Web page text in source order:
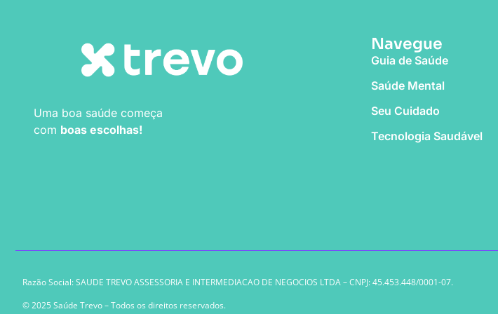
Uma boa saúde começa
com boas escolhas!
Navegue
Guia de Saúde
Saúde Mental
Seu Cuidado
Tecnologia Saudável
Razão Social: SAUDE TREVO ASSESSORIA E INTERMEDIACAO DE NEGOCIOS LTDA – CNPJ: 45.453.448/0001-07.
© 2025 Saúde Trevo – Todos os direitos reservados.